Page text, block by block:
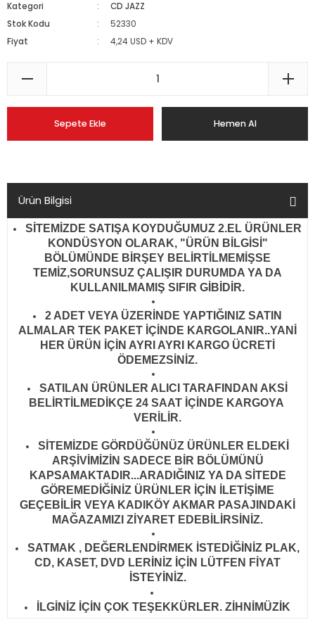
Kategori
CD JAZZ
Stok Kodu
52330
Fiyat
4,24 USD + KDV
Sepete Ekle Hemen Al
Ürün Bilgisi
SİTEMİZDE SATIŞA KOYDUĞUMUZ 2.EL ÜRÜNLER
KONDÜSYON OLARAK, "ÜRÜN BİLGİSİ"
BÖLÜMÜNDE BİRŞEY BELİRTİLMEMİŞSE
TEMİZ,SORUNSUZ ÇALIŞIR DURUMDA YA DA
KULLANILMAMIŞ SIFIR GİBİDİR.
2 ADET VEYA ÜZERİNDE YAPTIĞINIZ SATIN
ALMALAR TEK PAKET İÇİNDE KARGOLANIR..YANİ
HER ÜRÜN İÇİN AYRI AYRI KARGO ÜCRETİ
ÖDEMEZSİNİZ.
SATILAN ÜRÜNLER ALICI TARAFINDAN AKSİ
BELİRTİLMEDİKÇE 24 SAAT İÇİNDE KARGOYA
VERİLİR.
SİTEMİZDE GÖRDÜĞÜNÜZ ÜRÜNLER ELDEKİ
ARŞİVİMİZİN SADECE BİR BÖLÜMÜNÜ
KAPSAMAKTADIR...ARADIĞINIZ YA DA SİTEDE
GÖREMEDİĞİNİZ ÜRÜNLER İÇİN İLETİŞİME
GEÇEBİLİR VEYA KADIKÖY AKMAR PASAJINDAKİ
MAĞAZAMIZI ZİYARET EDEBİLİRSİNİZ.
SATMAK , DEĞERLENDİRMEK İSTEDİĞİNİZ PLAK,
CD, KASET, DVD LERİNİZ İÇİN LÜTFEN FİYAT
İSTEYİNİZ.
İLGİNİZ İÇİN ÇOK TEŞEKKÜRLER. ZİHNİMÜZİK